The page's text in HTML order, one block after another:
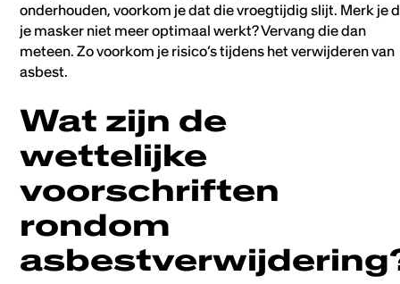
onderhouden, voorkom je dat die vroegtijdig slijt. Merk je
je masker niet meer optimaal werkt? Vervang die dan
meteen. Zo voorkom je risico’s tijdens het verwijderen van
asbest.
Wat zijn de
wettelijke
voorschriften
rondom